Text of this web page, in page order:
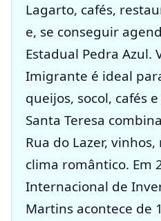
Lagarto, cafés,
e, se conseguir
Estadual Pedra Azul.
Imigrante é ideal
queijos, socol, cafés
Santa Teresa
Rua do Lazer,
clima romântico. Em
Internacional de
Martins acontece de